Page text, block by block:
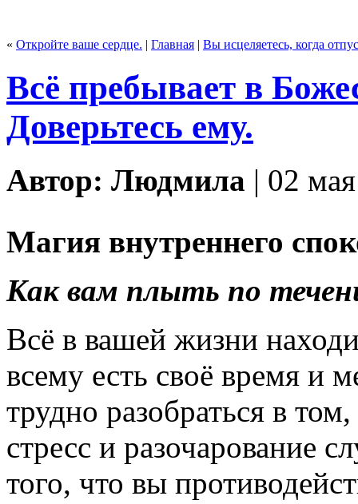
« Откройте ваше сердце. | Главная | Вы исцеляетесь, когда
Всё пребывает в
Доверьтесь ему.
Автор: Людмила | 02
Магия внутреннего
Как вам плыть по
Всё в вашей жизни
всему есть своё время и
трудно разобраться в
стресс и разочарование
того, что вы